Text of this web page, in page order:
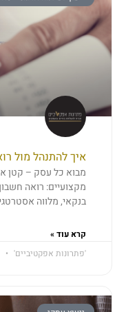
איך להתנהל מול
מבוא כל עסק – קטן
מקצועיים: רואה
בנקאי, מלווה
קרא עוד »
'פתרונות אפקטיביים'